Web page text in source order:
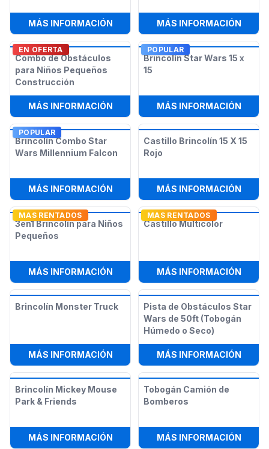
MÁS INFORMACIÓN: BRINCOLÍN OVNI ESPACIAL CON
MÁS INFORMACIÓN:
EN OFERTA
Combo de Obstáculos
para Niños Pequeños
Construcción
MÁS INFORMACIÓN: COMBO DE OBSTÁCULOS PARA
POPULAR
Brincolín Star Wars 15 x
15
MÁS INFORMACIÓN:
POPULAR
Brincolín Combo Star
Wars Millennium Falcon
MÁS INFORMACIÓN: BRINCOLÍN COMBO STAR WARS
Castillo Brincolín 15 X 15
Rojo
MÁS INFORMACIÓN:
MAS RENTADOS
3en1 Brincolín para Niños
Pequeños
MÁS INFORMACIÓN: 3EN1 BRINCOLÍN PARA NIÑOS
MAS RENTADOS
Castillo Multicolor
MÁS INFORMACIÓN:
Brincolín Monster Truck
MÁS INFORMACIÓN: BRINCOLÍN MONSTER TRUCK
Pista de Obstáculos Star
Wars de 50ft (Tobogán
Húmedo o Seco)
MÁS INFORMACIÓN:
Brincolín Mickey Mouse
Park & Friends
MÁS INFORMACIÓN: BRINCOLÍN MICKEY MOUSE PARK
Tobogán Camión de
Bomberos
MÁS INFORMACIÓN: